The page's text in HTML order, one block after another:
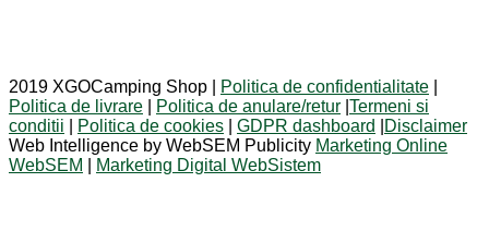
2019 XGOCamping Shop | Politica de confidentialitate
Politica de livrare
Politica de anulare/retur Termeni si
conditii
Politica de cookies GDPR dashboard
Disclaimer
Web Intelligence by WebSEM Publicity Marketing Online
WebSEM
Marketing Digital WebSistem